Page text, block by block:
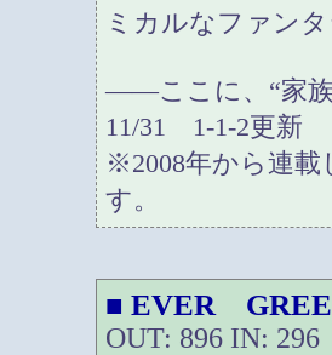
ミカルなファンタ
――ここに、“家族
11/31 1-1-2更新
※2008年から連
す。
■ EVER
OUT: 896 IN: 296